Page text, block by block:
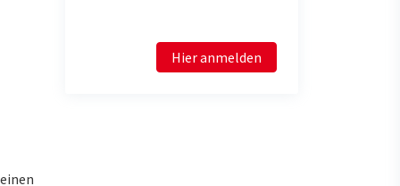
Hier anmelden